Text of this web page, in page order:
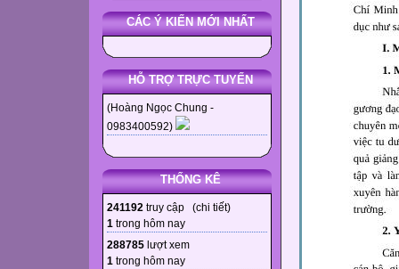
CÁC Ý KIẾN MỚI NHẤT
HỖ TRỢ TRỰC TUYẾN
(Hoàng Ngọc Chung -
0983400592)
THỐNG KÊ
241192 truy cập (chi tiết)
1 trong hôm nay
288785 lượt xem
1 trong hôm nay